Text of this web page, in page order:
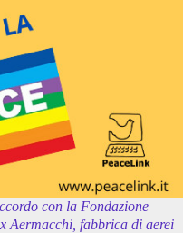
con la Fondazione
Aermacchi, fabbrica di aerei